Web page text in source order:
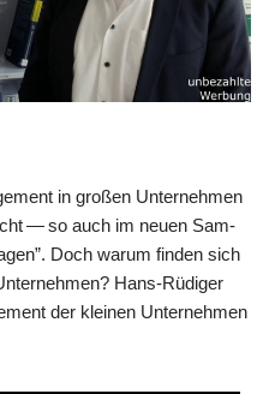
in gro­ßen Unter­neh­men
— so auch im neu­en Sam­
Doch war­um fin­den sich
Hans-Rüdi­ger
der klei­nen Unter­neh­men